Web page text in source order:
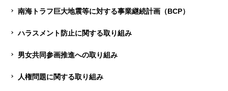
南海トラフ巨大地震等に対する事業継続計画（BCP）
ハラスメント防止に関する取り組み
男女共同参画推進への取り組み
人権問題に関する取り組み